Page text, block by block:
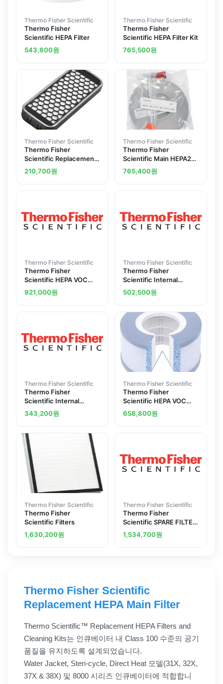
Thermo Fisher Scientific
Thermo Fisher
Scientific HEPA Filter
543,800원
Thermo Fisher Scientific
Thermo Fisher
Scientific HEPA Filter Kit
765,500원
Thermo Fisher Scientific
Thermo Fisher
Scientific Replacement
HEPA Filter
210,700원
Thermo Fisher Scientific
Thermo Fisher
Scientific Main HEPA2
Chamber Filter Inline
765,400원
Thermo Fisher Scientific
Thermo Fisher
Scientific HEPA VOC
REPLACEMENT FILTER
921,000원
Thermo Fisher Scientific
Thermo Fisher
Scientific Internal
Chamber Replacement
Kit
502,500원
Thermo Fisher Scientific
Thermo Fisher
Scientific Internal
Chamber Replacement
343,200원
Thermo Fisher Scientific
Thermo Fisher
Scientific HEPA VOC
Filter System
658,800원
Thermo Fisher Scientific
Thermo Fisher
Scientific Filters
1,630,200원
Thermo Fisher Scientific
Thermo Fisher
Scientific SPARE FILTER
SET PV 12 HEPA
1,534,700원
Thermo Fisher Scientific
Replacement HEPA Main Filter
Thermo Scientific™ Replacement HEPA Filters and
Cleaning Kits는 인큐베이터 내 Class 100 수준의 공기
품질을 유지하도록 설계되었습니다.
Water Jacket, Steri-cycle, Direct Heat 모델(31X, 32X,
37X & 38X) 및 8000 시리즈 인큐베이터에 적합합니